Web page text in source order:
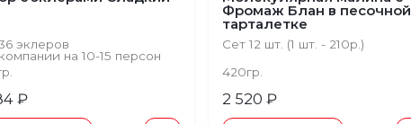
эклеров
на 10-15 персон
₽
Фромаж Блан в песочной
тарталетке
Сет 12 шт. (1 шт. - 210р.)
420гр.
2 520 ₽